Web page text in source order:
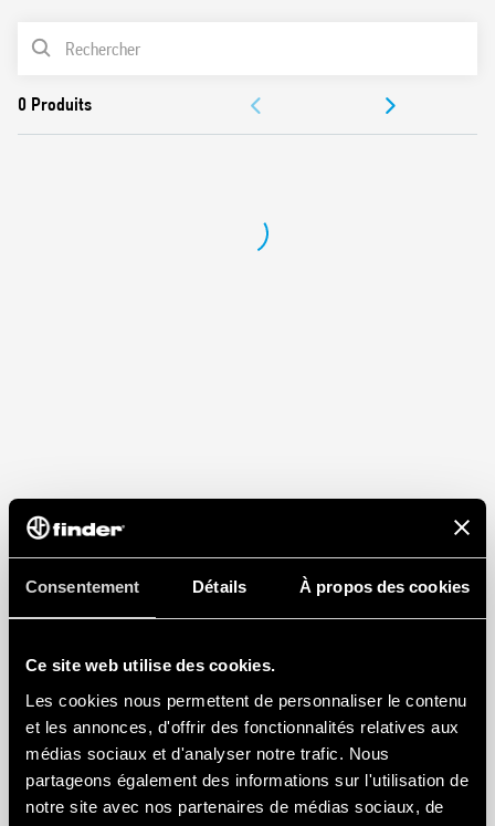
Consentement Détails À propos des cookies
Ce site web utilise des cookies.
Les cookies nous permettent de personnaliser le contenu
et les annonces, d'offrir des fonctionnalités relatives aux
médias sociaux et d'analyser notre trafic. Nous
partageons également des informations sur l'utilisation de
notre site avec nos partenaires de médias sociaux, de
LISTE DES PRODUITS
CERTIFICATIONS